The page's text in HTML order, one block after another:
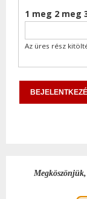
1 meg 2 meg
Az üres rész